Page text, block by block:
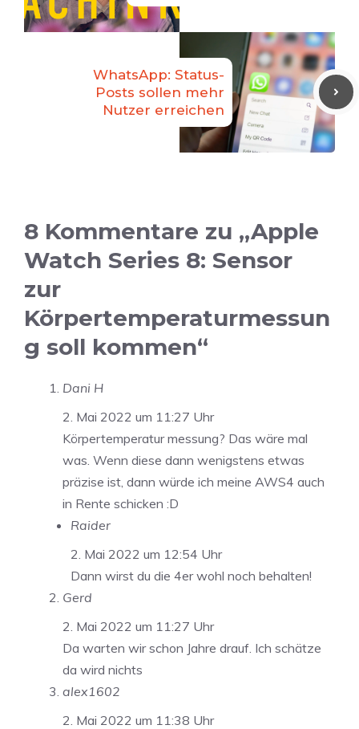
WhatsApp: Status-
Posts sollen mehr
Nutzer erreichen
8 Kommentare zu „Apple
Watch Series 8: Sensor
zur
Körpertemperaturmessun
g soll kommen“
Dani H
2. Mai 2022 um 11:27 Uhr
Körpertemperatur messung? Das wäre mal
was. Wenn diese dann wenigstens etwas
präzise ist, dann würde ich meine AWS4 auch
in Rente schicken :D
Raider
2. Mai 2022 um 12:54 Uhr
Dann wirst du die 4er wohl noch behalten!
Gerd
2. Mai 2022 um 11:27 Uhr
Da warten wir schon Jahre drauf. Ich schätze
da wird nichts
alex1602
2. Mai 2022 um 11:38 Uhr